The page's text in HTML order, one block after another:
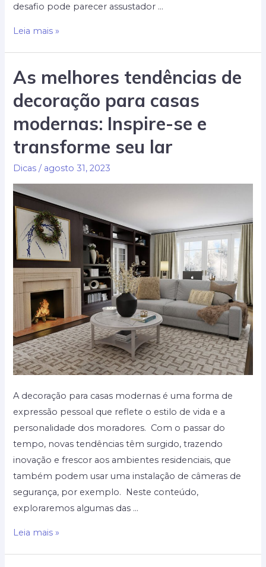
desafio pode parecer assustador …
Dicas
reformar
sua
casa:
O
guia
de
construção
e
renovação
Leia mais »
As melhores tendências de
decoração para casas
modernas: Inspire-se e
transforme seu lar
Dicas / agosto 31, 2023
A decoração para casas modernas é uma forma de
expressão pessoal que reflete o estilo de vida e a
personalidade dos moradores. Com o passar do
tempo, novas tendências têm surgido, trazendo
inovação e frescor aos ambientes residenciais, que
também podem usar uma instalação de câmeras de
segurança, por exemplo. Neste conteúdo,
exploraremos algumas das …
As
Leia mais »